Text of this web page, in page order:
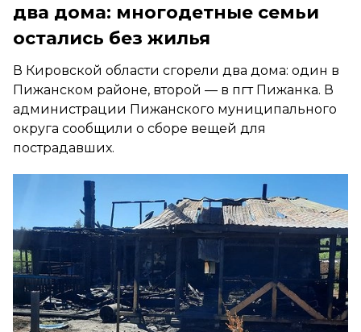
два дома: многодетные семьи
остались без жилья
В Кировской области сгорели два дома: один в
Пижанском районе, второй — в пгт Пижанка. В
администрации Пижанского муниципального
округа сообщили о сборе вещей для
пострадавших.